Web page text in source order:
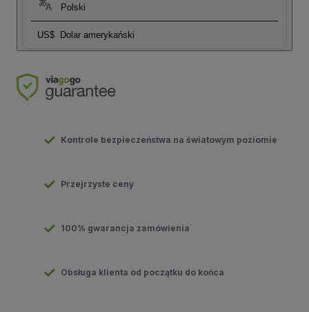
Polski
US$ Dolar amerykański
Kontrole bezpieczeństwa na światowym poziomie
Przejrzyste ceny
100% gwarancja zamówienia
Obsługa klienta od początku do końca